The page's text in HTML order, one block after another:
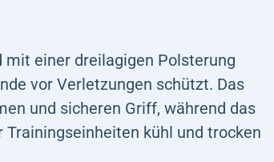
mit einer dreilagigen Polsterung
vor Verletzungen schützt. Das
und sicheren Griff, während das
kühl und trocken